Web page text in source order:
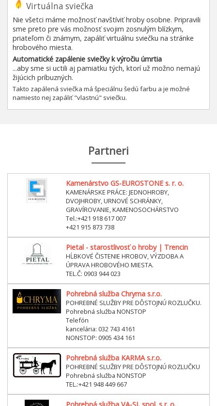
Virtuálna sviečka
Nie všetci máme možnosť navštíviť hroby osobne. Pripravili
sme preto pre vás možnosť svojim zosnulým blízkym,
priateľom či známym, zapáliť virtuálnu sviečku na stránke
hrobového miesta.
Automatické zapálenie sviečky k výročiu úmrtia
...aby sme si uctili aj pamiatku tých, ktorí už možno nemajú
žijúcich príbuzných.
Takto zapálená sviečka má špeciálnu šedú farbu a je možné
namiesto nej zapáliť "vlastnú" sviečku.
Partneri
Kamenárstvo GS-EUROSTONE s. r. o.
KAMENÁRSKE PRÁCE: JEDNOHROBY,
DVOJHROBY, URNOVÉ SCHRÁNKY,
GRAVÍROVANIE, KAMENOSOCHÁRSTVO
Tel.:+421 918 617 007
+421 915 873 738
Pietal - starostlivosť o hroby | Trencin
HĹBKOVÉ ČISTENIE HROBOV, VÝZDOBA A
ÚPRAVA HROBOVÉHO MIESTA.
TEL.Č: 0903 944 023
Pohrebná služba Chryma s.r.o.
POHREBNÉ SLUŽBY PRE DÔSTOJNÚ ROZLUČKU.
Pohrebná služba NONSTOP
Telefón
kancelária: 032 743 4161
NONSTOP: 0905 434 161
Pohrebná služba KARMA s.r.o.
POHREBNÉ SLUŽBY PRE DÔSTOJNÚ ROZLUČKU
Pohrebná služba NONSTOP
TEL.:+421 948 449 667